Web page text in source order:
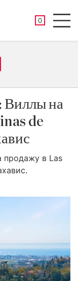
0
Виллы на
de
продажу в Las